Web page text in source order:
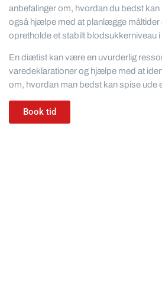
anbefalinger om, hvordan du bedst
også hjælpe med at planlægge måltider
opretholde et stabilt blodsukkerniveau i
En diætist kan være en uvurderlig
varedeklarationer og hjælpe med at
om, hvordan man bedst kan spise ude
Book tid